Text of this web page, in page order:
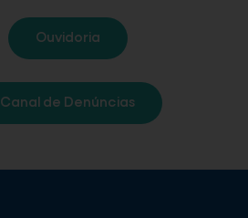
Ouvidoria
Canal de Denúncias